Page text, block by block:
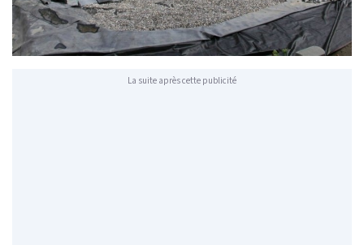
La suite après cette publicité